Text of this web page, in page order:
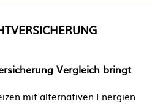
Vergleich bringt
mit alternativen Energien